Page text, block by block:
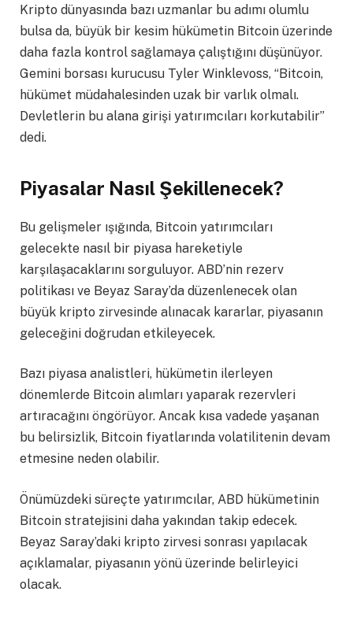
Kripto dünyasında bazı uzmanlar bu adımı olumlu
bulsa da, büyük bir kesim hükümetin Bitcoin üzerinde
daha fazla kontrol sağlamaya çalıştığını düşünüyor.
Gemini borsası kurucusu Tyler Winklevoss, “Bitcoin,
hükümet müdahalesinden uzak bir varlık olmalı.
Devletlerin bu alana girişi yatırımcıları korkutabilir”
dedi.
Piyasalar Nasıl Şekillenecek?
Bu gelişmeler ışığında, Bitcoin yatırımcıları
gelecekte nasıl bir piyasa hareketiyle
karşılaşacaklarını sorguluyor. ABD’nin rezerv
politikası ve Beyaz Saray’da düzenlenecek olan
büyük kripto zirvesinde alınacak kararlar, piyasanın
geleceğini doğrudan etkileyecek.
Bazı piyasa analistleri, hükümetin ilerleyen
dönemlerde Bitcoin alımları yaparak rezervleri
artıracağını öngörüyor. Ancak kısa vadede yaşanan
bu belirsizlik, Bitcoin fiyatlarında volatilitenin devam
etmesine neden olabilir.
Önümüzdeki süreçte yatırımcılar, ABD hükümetinin
Bitcoin stratejisini daha yakından takip edecek.
Beyaz Saray’daki kripto zirvesi sonrası yapılacak
açıklamalar, piyasanın yönü üzerinde belirleyici
olacak.